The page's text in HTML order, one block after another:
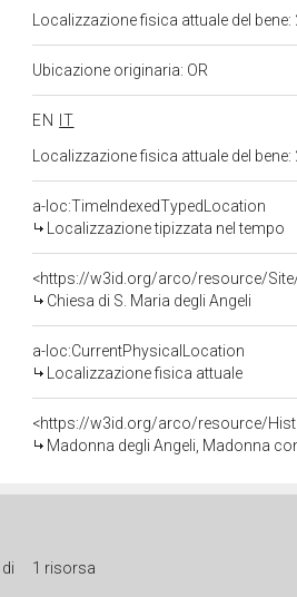
Localizzazione fisica attuale del
Ubicazione originaria: OR
EN
IT
Localizzazione fisica attuale del
a-loc:TimeIndexedTypedLocation
Localizzazione tipizzata nel tempo
<https://w3id.org/arco/resource/
Chiesa di S. Maria degli Angeli
a-loc:CurrentPhysicalLocation
Localizzazione fisica attuale
<https://w3id.org/arco/resource/
Madonna degli Angeli, Madonna
di 1 risorsa